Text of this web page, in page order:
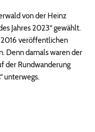
von der Heinz
Jahres 2023“ gewählt.
veröffentlichen
Denn damals waren der
der Rundwanderung
unterwegs.